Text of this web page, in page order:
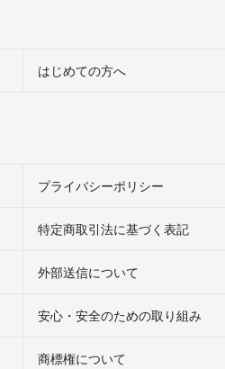
はじめての方へ
プライバシーポリシー
特定商取引法に基づく表記
外部送信について
安心・安全のための取り組み
商標権について